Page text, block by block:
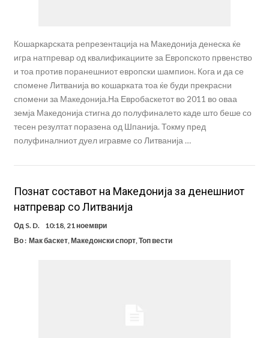
Кошаркарската репрезентација на Македонија денеска ќе
игра натпревар од квалификациите за Европското првенство
и тоа против поранешниот европски шампион. Кога и да се
спомене Литванија во кошарката тоа ќе буди прекрасни
спомени за Македонија.На Евробаскетот во 2011 во оваа
земја Македонија стигна до полуфиналето каде што беше со
тесен резултат поразена од Шпанија. Токму пред
полуфиналниот дуел игравме со Литванија …
Познат составот на Македонија за денешниот
натпревар со Литванија
Од S. D.
10:18, 21 ноември
Во : Мак баскет,Македонски спорт,Топ вести